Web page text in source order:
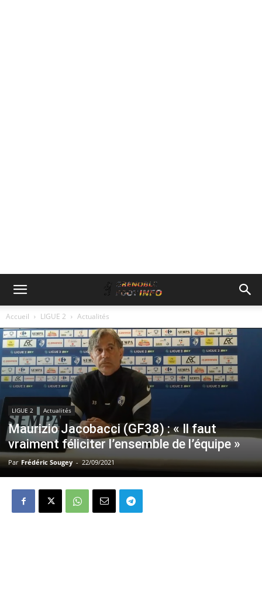
Accueil LIGUE 2 Actualités
LIGUE 2 Actualités
Maurizio Jacobacci (GF38) : « Il faut
vraiment féliciter l’ensemble de l’équipe »
Par Frédéric Sougey - 22/09/2021